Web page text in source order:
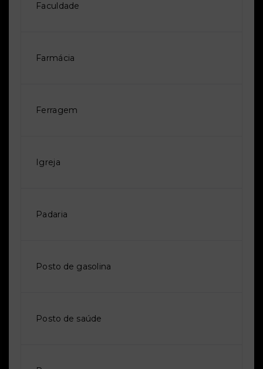
Faculdade
Farmácia
Ferragem
Igreja
Padaria
Posto de gasolina
Posto de saúde